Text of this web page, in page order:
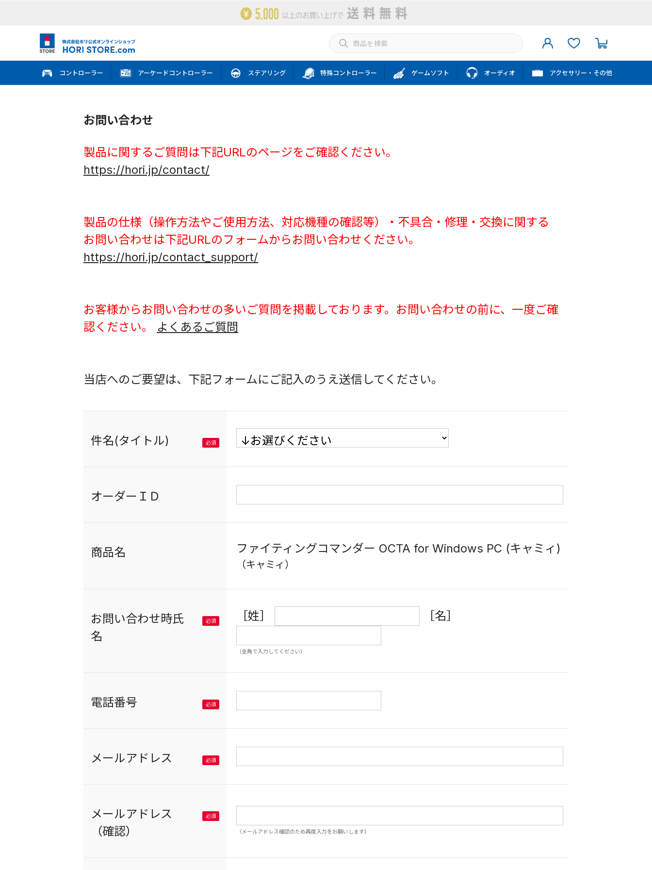
コントローラー アーケードコントローラー ステアリング 特殊コントローラー ゲームソフト オーディオ アクセサリー・その他
お問い合わせ
製品に関するご質問は下記URLのページをご確認ください。
https://hori.jp/contact/
製品の仕様（操作方法やご使用方法、対応機種の確認等）・不具合・修理・交換に関する
お問い合わせは下記URLのフォームからお問い合わせください。
https://hori.jp/contact_support/
お客様からお問い合わせの多いご質問を掲載しております。お問い合わせの前に、一度ご確
認ください。
よくあるご質問
当店へのご要望は、下記フォームにご記入のうえ送信してください。
件名(タイトル)
オーダーＩＤ
商品名 ファイティングコマンダー OCTA for Windows PC (キャミィ)
（キャミィ）
お問い合わせ時氏
名
［姓］ ［名］
（全角で入力してください）
電話番号
メールアドレス
メールアドレス
（確認）
（メールアドレス確認のため再度入力をお願いします)